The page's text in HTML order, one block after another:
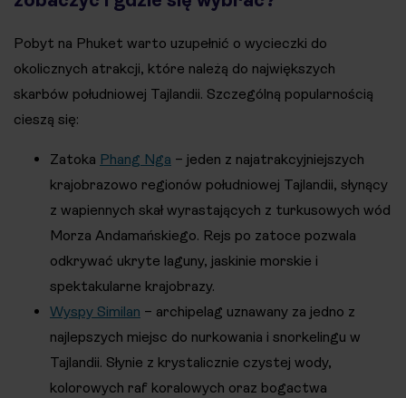
Pobyt na Phuket warto uzupełnić o wycieczki do
okolicznych atrakcji, które należą do największych
skarbów południowej Tajlandii. Szczególną popularnością
cieszą się:
Zatoka Phang Nga – jeden z najatrakcyjniejszych
krajobrazowo regionów południowej Tajlandii, słynący
z wapiennych skał wyrastających z turkusowych wód
Morza Andamańskiego. Rejs po zatoce pozwala
odkrywać ukryte laguny, jaskinie morskie i
spektakularne krajobrazy.
Wyspy Similan – archipelag uznawany za jedno z
najlepszych miejsc do nurkowania i snorkelingu w
Tajlandii. Słynie z krystalicznie czystej wody,
kolorowych raf koralowych oraz bogactwa